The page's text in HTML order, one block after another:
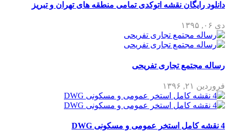
دانلود رایگان نقشه اتوکدی تمامی منطقه های تهران و تبریز
دی ۰۶, ۱۳۹۵
رساله مجتمع تجاری تفریحی
فروردین ۲۱, ۱۳۹۶
4 نقشه کامل استخر عمومی و مسکونی DWG